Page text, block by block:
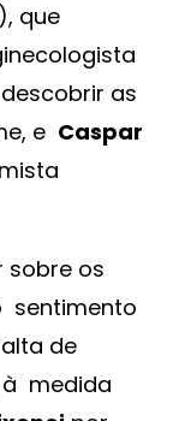
que
as
e Caspar
sobre os
sentimento
de
à medida